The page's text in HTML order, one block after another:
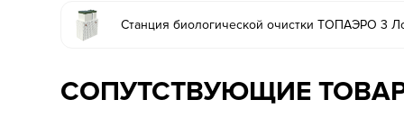
Станция биологической очистки ТОПАЭРО 3
СОПУТСТВУЮЩИЕ